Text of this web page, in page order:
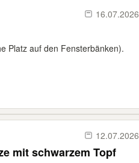
16.07.2026
Platz auf den Fensterbänken).
12.07.2026
mit schwarzem Topf